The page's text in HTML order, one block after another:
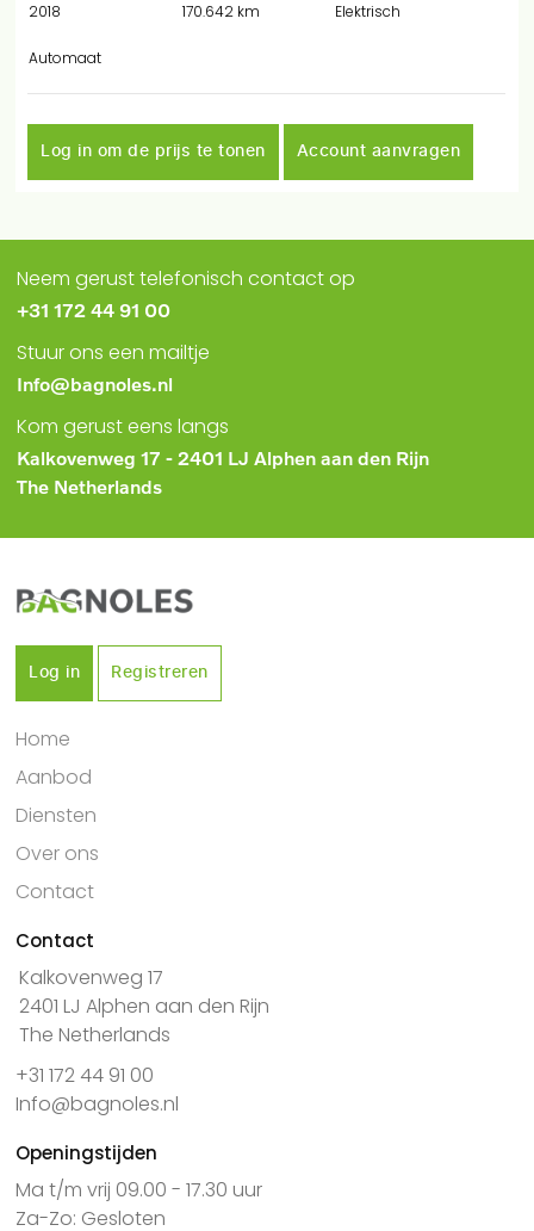
2018 170.642 km Elektrisch
Automaat
Log in om de prijs te tonen Account aanvragen
Neem gerust telefonisch contact op
+31 172 44 91 00
Stuur ons een mailtje
Info@bagnoles.nl
Kom gerust eens langs
Kalkovenweg 17 - 2401 LJ Alphen aan den Rijn
The Netherlands
Log in Registreren
Home
Aanbod
Diensten
Over ons
Contact
Contact
Kalkovenweg 17
2401 LJ Alphen aan den Rijn
The Netherlands
+31 172 44 91 00
Info@bagnoles.nl
Openingstijden
Ma t/m vrij 09.00 - 17.30 uur
Za-Zo: Gesloten